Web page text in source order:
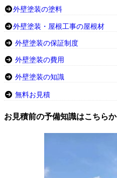
外壁塗装の塗料
外壁塗装・屋根工事の屋根材
外壁塗装の保証制度
外壁塗装の費用
外壁塗装の知識
無料お見積
お見積前の予備知識はこちら